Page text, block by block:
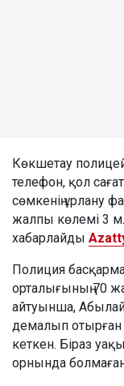
Көкшетау
телефон, қол
сөмкенің ұрлану
жалпы көлемі 3
хабарлайды
Полиция
орталығының 70
айтуынша, Абылай
демалып
кеткен. Біраз
орнында